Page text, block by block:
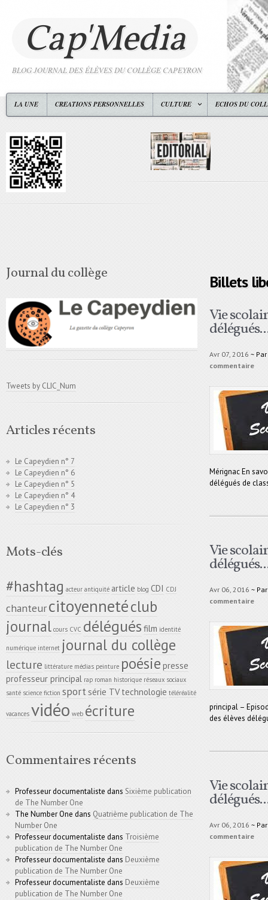
Cap'Media
BLOG JOURNAL DES ÉLÈVES DU COLLÈGE CAPEYRON
LA UNE CREATIONS PERSONNELLES CULTURE ECHOS DU
Billets
Vie
Avr 07, 2016 ~ Par
commentaire
Mérignac En
délégués de
Vie
Avr 06, 2016 ~
commentaire
principal –
des élèves
Vie
Avr 06, 2016 ~
commentaire
Journal du collège
Tweets by CLIC_Num
Articles récents
Le Capeydien n° 7
Le Capeydien n° 6
Le Capeydien n° 5
Le Capeydien n° 4
Le Capeydien n° 3
Mots-clés
#hashtag acteur antiquité article blog CDI CDJ
chanteurcitoyennetéclub
journal cours CVC délégués film identité
numérique internet journal du collège
lecture littérature médias peinture poésie presse
professeur principal rap roman historique réseaux sociaux
santé science fiction sportsérie TV technologie téléréalité
vacances vidéo web écriture
Commentaires récents
Professeur documentaliste dans Sixième publication
de The Number One
The Number One dans Quatrième publication de The
Number One
Professeur documentaliste dans Troisième
publication de The Number One
Professeur documentaliste dans Deuxième
publication de The Number One
Professeur documentaliste dans Deuxième
publication de The Number One